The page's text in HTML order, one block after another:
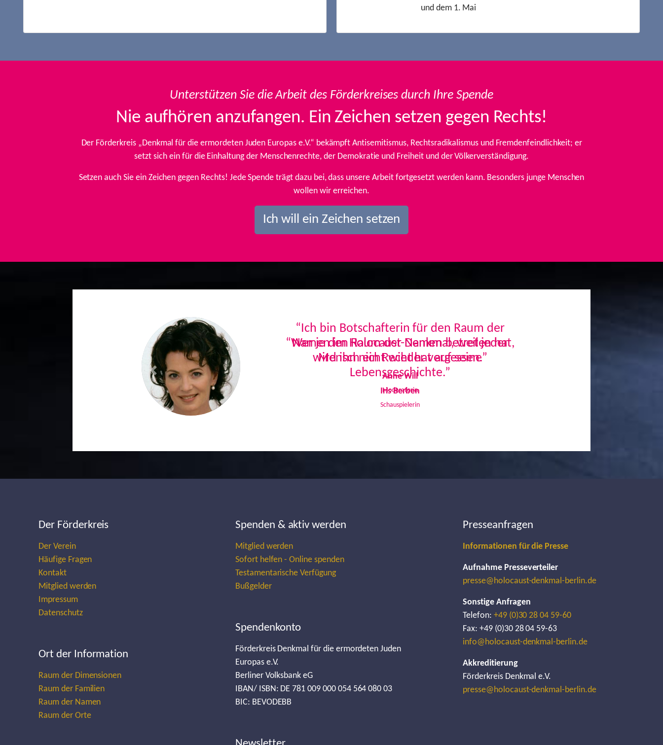
und dem 1. Mai
Unterstützen Sie die Arbeit des Förderkreises durch Ihre Spende
Nie aufhören anzufangen. Ein Zeichen setzen gegen Rechts!
Der Förderkreis „Denkmal für die ermordeten Juden Europas e.V.“ bekämpft Antisemitismus, Rechtsradikalismus und Fremdenfeindlichkeit; er
setzt sich ein für die Einhaltung der Menschenrechte, der Demokratie und Freiheit und der Völkerverständigung.
Setzen auch Sie ein Zeichen gegen Rechts! Jede Spende trägt dazu bei, dass unsere Arbeit fortgesetzt werden kann. Besonders junge Menschen
wollen wir erreichen.
Ich will ein Zeichen setzen
“Ich bin Botschafterin für den Raum der
Namen im Holocaust-Denkmal, weil jeder
Mensch ein Recht hat auf seine
Lebensgeschichte.”
Iris Berben
Schauspielerin
Previous
Der Förderkreis
Der Verein
Häufige Fragen
Kontakt
Mitglied werden
Impressum
Datenschutz
Ort der Information
Raum der Dimensionen
Raum der Familien
Raum der Namen
Raum der Orte
Spenden & aktiv werden
Mitglied werden
Sofort helfen - Online spenden
Testamentarische Verfügung
Bußgelder
Spendenkonto
Förderkreis Denkmal für die ermordeten Juden
Europas e.V.
Berliner Volksbank eG
IBAN/ ISBN: DE 781 009 000 054 564 080 03
BIC: BEVODEBB
Presseanfragen
Informationen für die Presse
Aufnahme Presseverteiler
presse@holocaust-denkmal-berlin.de
Sonstige Anfragen
Telefon: +49 (0)30 28 04 59-60
Fax: +49 (0)30 28 04 59-63
info@holocaust-denkmal-berlin.de
Akkreditierung
Förderkreis Denkmal e.V.
presse@holocaust-denkmal-berlin.de